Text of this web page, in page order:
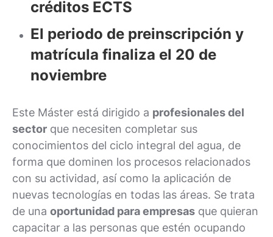
créditos ECTS
El periodo de preinscripción y
matrícula finaliza el 20 de
noviembre
Este Máster está dirigido a profesionales del
sector que necesiten completar sus
conocimientos del ciclo integral del agua, de
forma que dominen los procesos relacionados
con su actividad, así como la aplicación de
nuevas tecnologías en todas las áreas. Se trata
de una oportunidad para empresas que quieran
capacitar a las personas que estén ocupando